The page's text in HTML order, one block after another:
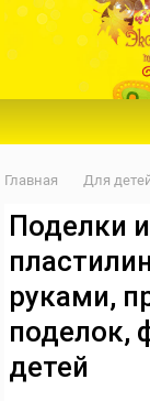
Главная Для
Поделки
руками,
поделок,
детей